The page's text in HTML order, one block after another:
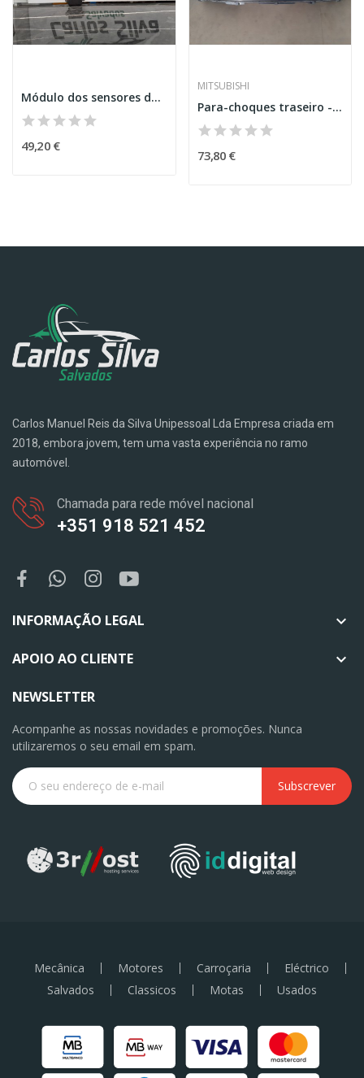
Módulo dos sensores de estacionamento – RENAULT...
49,20 €
MITSUBISHI
Para-choques traseiro - Mitsubishi Eclipse Cross
73,80 €
Carlos Manuel Reis da Silva Unipessoal Lda Empresa criada em
2018, embora jovem, tem uma vasta experiência no ramo
automóvel.
Chamada para rede móvel nacional
+351 918 521 452
INFORMAÇÃO LEGAL 
APOIO AO CLIENTE 
NEWSLETTER
Acompanhe as nossas novidades e promoções. Nunca
utilizaremos o seu email em spam.
Subscrever
Mecânica Motores Carroçaria
Eléctrico
Salvados
Classicos Motas Usados